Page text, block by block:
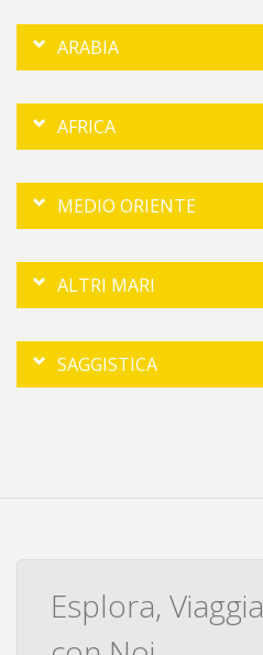
ARABIA
AFRICA
MEDIO ORIENTE
ALTRI MARI
SAGGISTICA
Esplora,